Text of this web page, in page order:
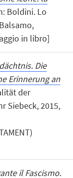
Boldini. Lo
in libro]
Die
Erinnerung an
der
Siebeck, 2015,
il Fascismo.